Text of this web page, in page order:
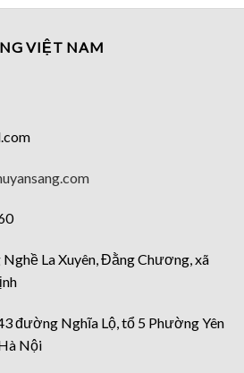
VIỆT NAM
Nghề La Xuyên, Đằng Chương, xã
đường Nghĩa Lộ, tổ 5 Phường Yên
Nội